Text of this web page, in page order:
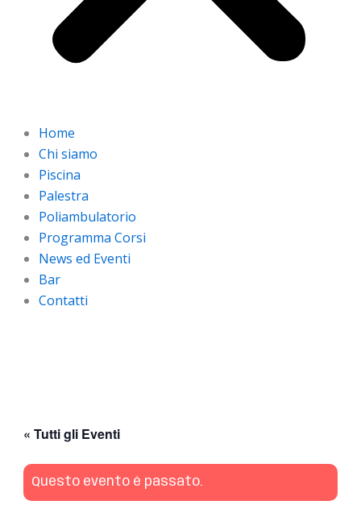
Home
Chi siamo
Piscina
Palestra
Poliambulatorio
Programma Corsi
News ed Eventi
Bar
Contatti
« Tutti gli Eventi
Questo evento è passato.